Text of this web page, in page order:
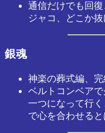
通信だけでも回復
ジャコ、どこか抜
銀魂
神楽の葬式編、完
ベルトコンベア
一つになって行
で心を合わせると